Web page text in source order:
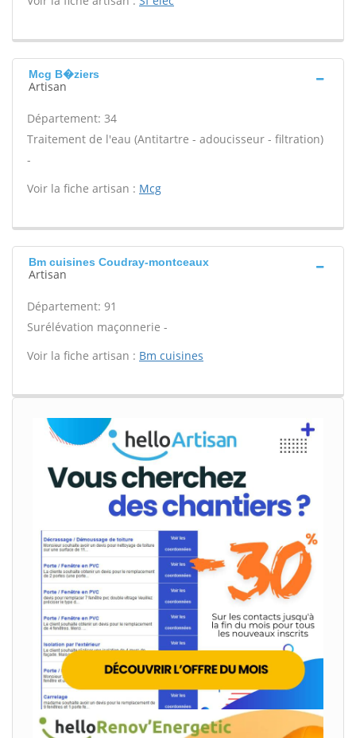
Mcg B�ziers
Artisan
Département: 34
Traitement de l'eau (Antitartre - adoucisseur - filtration)
-
Voir la fiche artisan : Mcg
Bm cuisines Coudray-montceaux
Artisan
Département: 91
Surélévation maçonnerie -
Voir la fiche artisan : Bm cuisines